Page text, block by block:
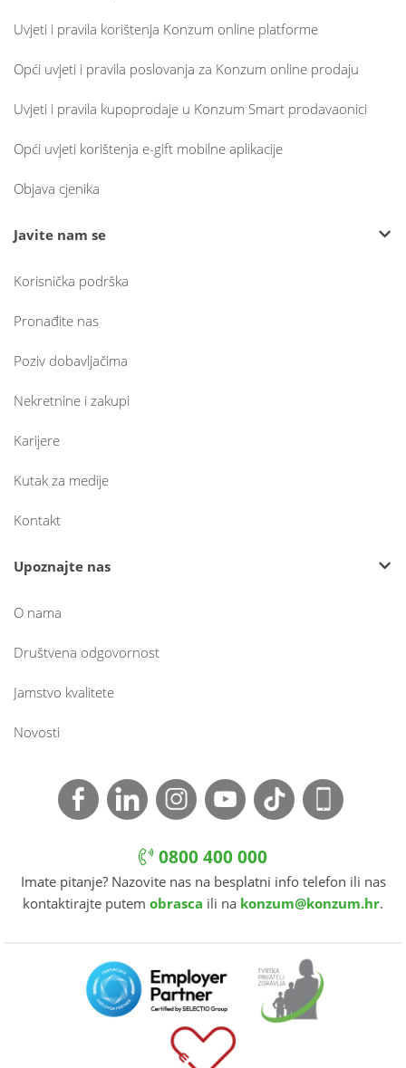
Uvjeti i pravila korištenja Konzum online platforme
Opći uvjeti i pravila poslovanja za Konzum online prodaju
Uvjeti i pravila kupoprodaje u Konzum Smart prodavaonici
Opći uvjeti korištenja e-gift mobilne aplikacije
Objava cjenika
Javite nam se
Korisnička podrška
Pronađite nas
Poziv dobavljačima
Nekretnine i zakupi
Karijere
Kutak za medije
Kontakt
Upoznajte nas
O nama
Društvena odgovornost
Jamstvo kvalitete
Novosti
0800 400 000
Imate pitanje? Nazovite nas na besplatni info telefon ili nas
kontaktirajte putem obrasca ili na konzum@konzum.hr.